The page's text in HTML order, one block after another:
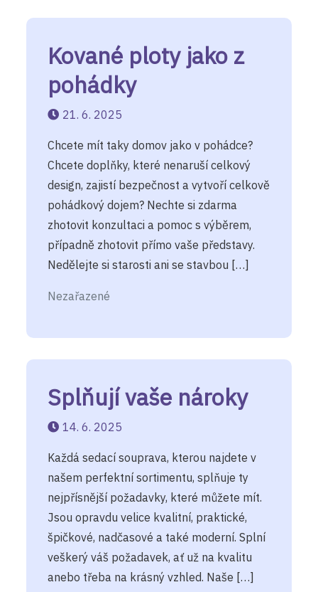
Kované ploty jako z
pohádky
21. 6. 2025
Chcete mít taky domov jako v pohádce?
Chcete doplňky, které nenaruší celkový
design, zajistí bezpečnost a vytvoří celkově
pohádkový dojem? Nechte si zdarma
zhotovit konzultaci a pomoc s výběrem,
případně zhotovit přímo vaše představy.
Nedělejte si starosti ani se stavbou […]
Nezařazené
Splňují vaše nároky
14. 6. 2025
Každá sedací souprava, kterou najdete v
našem perfektní sortimentu, splňuje ty
nejpřísnější požadavky, které můžete mít.
Jsou opravdu velice kvalitní, praktické,
špičkové, nadčasové a také moderní. Splní
veškerý váš požadavek, ať už na kvalitu
anebo třeba na krásný vzhled. Naše […]